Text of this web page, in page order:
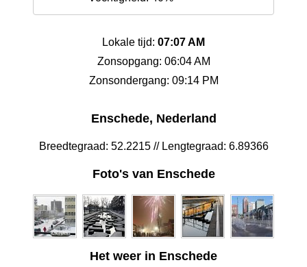
Lokale tijd: 07:07 AM
Zonsopgang: 06:04 AM
Zonsondergang: 09:14 PM
Enschede, Nederland
Breedtegraad: 52.2215 // Lengtegraad: 6.89366
Foto's van Enschede
Het weer in Enschede